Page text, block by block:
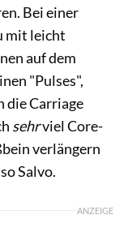
Bei einer
mit leicht
auf dem
"Pulses",
die Carriage
sehrviel Core-
verlängern
Salvo.
ANZEIGE